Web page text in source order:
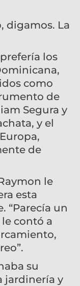
digamos. La
los
como
de
Segura y
y el
de
le
esta
“Parecía un
contó a
su
jardinería y